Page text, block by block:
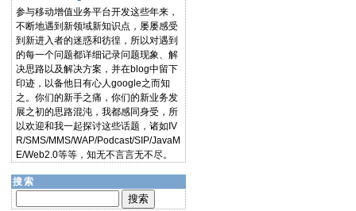
参与移动增值业务平台开发这些年来，
不断地遇到新领域新知识点，屡屡感受
到新进入者的迷惑和彷徨，所以对遇到
的每一个问题都详细记录问题现象、解
决思路以及解决方案，并在blog中留下
印迹，以备他日有心人google之而知
之。你们的新手之痛，你们的新业务发
展之初的思路混沌，我都感同身受，所
以欢迎和我一起探讨这些话题，诸如IV
R/SMS/MMS/WAP/Podcast/SIP/JavaM
E/Web2.0等等，知无不言言无不尽。
搜索